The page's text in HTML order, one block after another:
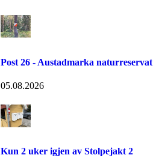
Post 26 - Austadmarka naturreservat
05.08.2026
Kun 2 uker igjen av Stolpejakt 2